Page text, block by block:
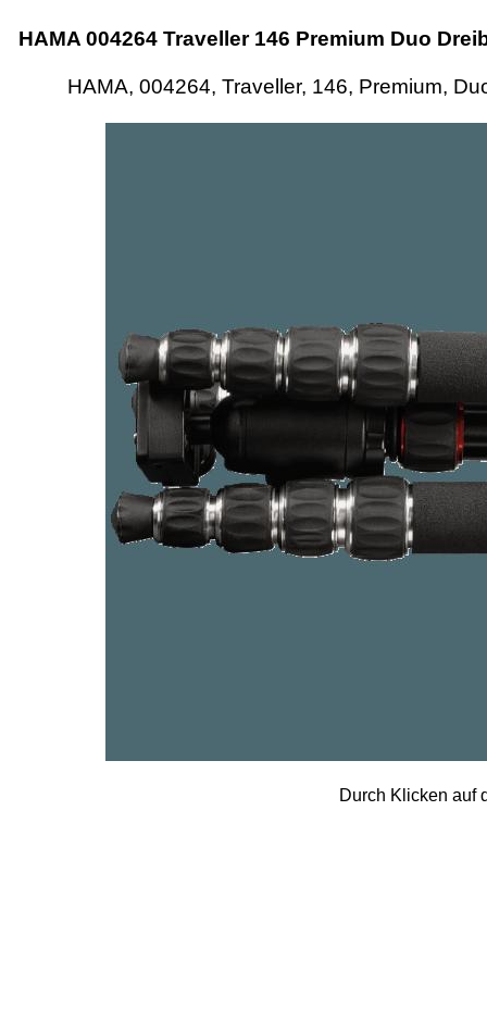
HAMA 004264 Traveller 146 Premium Duo
HAMA, 004264, Traveller, 146, Premium,
Durch Klicken auf